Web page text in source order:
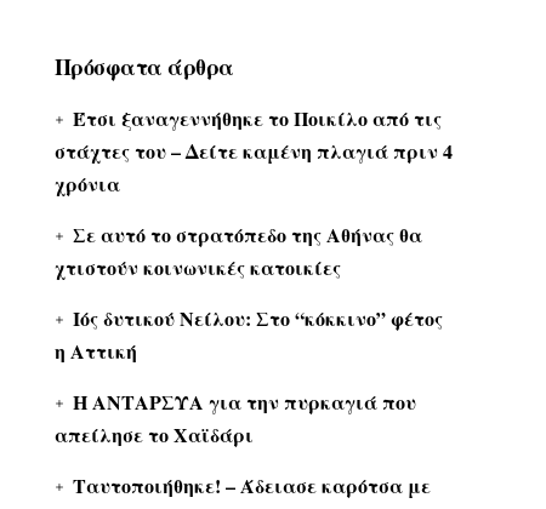
Πρόσφατα άρθρα
Έτσι ξαναγεννήθηκε το Ποικίλο από τις
στάχτες του – Δείτε καμένη πλαγιά πριν 4
χρόνια
Σε αυτό το στρατόπεδο της Αθήνας θα
χτιστούν κοινωνικές κατοικίες
Ιός δυτικού Νείλου: Στο “κόκκινο” φέτος
η Αττική
Η ΑΝΤΑΡΣΥΑ για την πυρκαγιά που
απείλησε το Χαϊδάρι
Ταυτοποιήθηκε! – Άδειασε καρότσα με